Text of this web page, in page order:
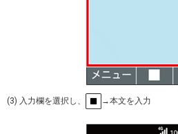
(3) 入力欄を選択し、 →本文を入力